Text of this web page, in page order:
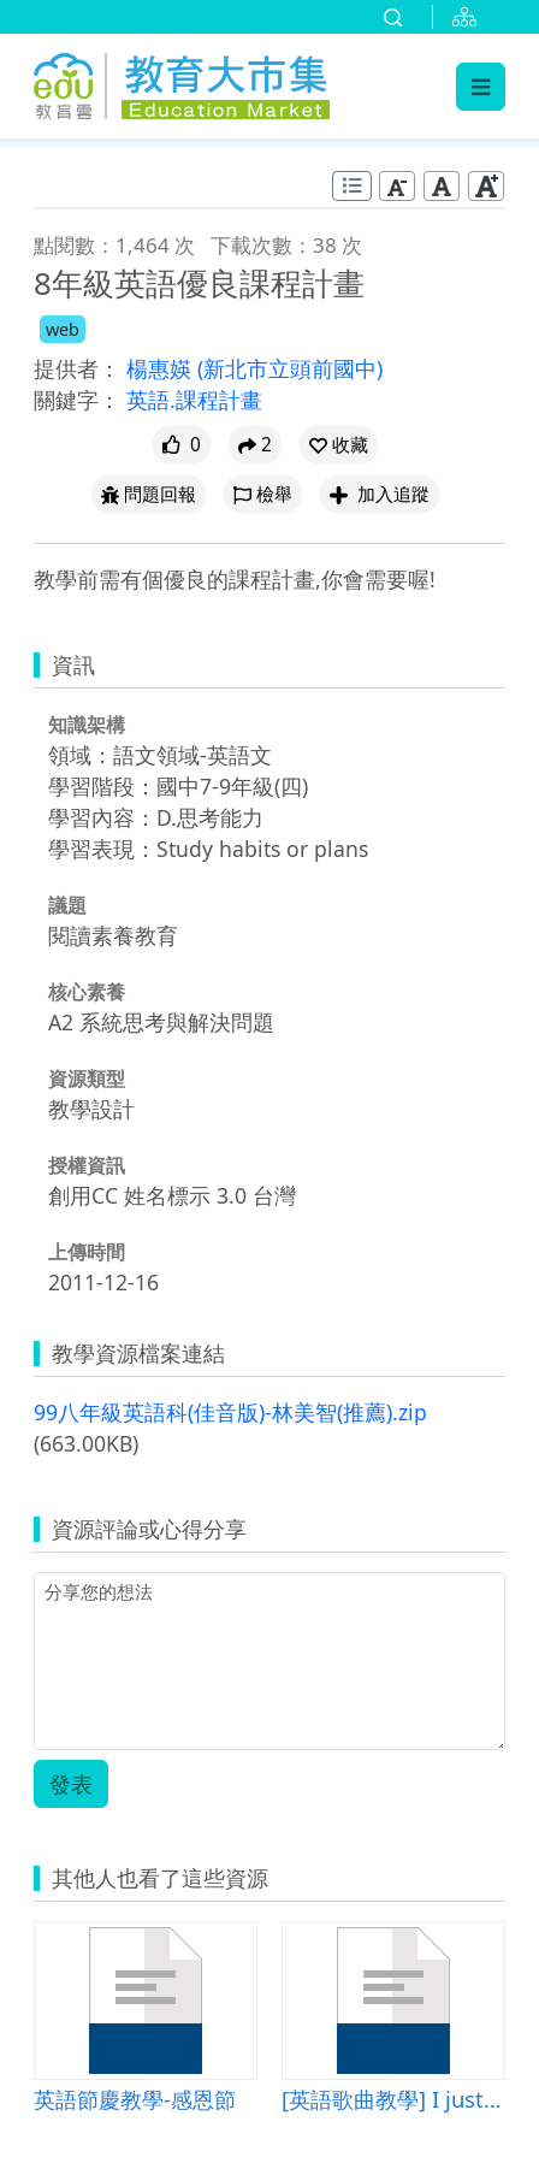
點閱數：1,464 次 下載次數：38 次
8年級英語優良課程計畫
web
提供者： 楊惠媖 (新北市立頭前國中)
關鍵字： 英語.課程計畫
0 2
收藏
問題回報
檢舉 加入追蹤
教學前需有個優良的課程計畫,你會需要喔!
資訊
知識架構
領域：語文領域-英語文
學習階段：國中7-9年級(四)
學習內容：D.思考能力
學習表現：Study habits or plans
議題
閱讀素養教育
核心素養
A2 系統思考與解決問題
資源類型
教學設計
授權資訊
創用CC 姓名標示 3.0 台灣
上傳時間
2011-12-16
教學資源檔案連結
99八年級英語科(佳音版)-林美智(推薦).zip
(663.00KB)
資源評論或心得分享
發表
其他人也看了這些資源
英語節慶教學-感恩節
[英語歌曲教學] I just called to say I love you